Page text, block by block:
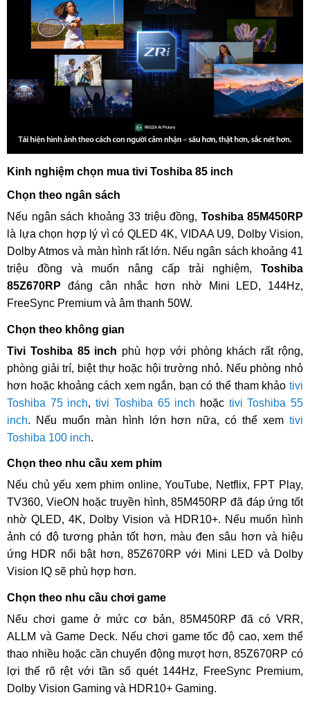
Kinh nghiệm chọn mua tivi Toshiba 85 inch
Chọn theo ngân sách
Nếu ngân sách khoảng 33 triệu đồng, Toshiba 85M450RP
là lựa chọn hợp lý vì có QLED 4K, VIDAA U9, Dolby Vision,
Dolby Atmos và màn hình rất lớn. Nếu ngân sách khoảng 41
triệu đồng và muốn nâng cấp trải nghiệm, Toshiba
85Z670RP đáng cân nhắc hơn nhờ Mini LED, 144Hz,
FreeSync Premium và âm thanh 50W.
Chọn theo không gian
Tivi Toshiba 85 inch phù hợp với phòng khách rất rộng,
phòng giải trí, biệt thự hoặc hội trường nhỏ. Nếu phòng nhỏ
hơn hoặc khoảng cách xem ngắn, bạn có thể tham khảo tivi
Toshiba 75 inch,tivi Toshiba 65 inch hoặc tivi Toshiba 55
inch. Nếu muốn màn hình lớn hơn nữa, có thể xem tivi
Toshiba 100 inch.
Chọn theo nhu cầu xem phim
Nếu chủ yếu xem phim online, YouTube, Netflix, FPT Play,
TV360, VieON hoặc truyền hình, 85M450RP đã đáp ứng tốt
nhờ QLED, 4K, Dolby Vision và HDR10+. Nếu muốn hình
ảnh có độ tương phản tốt hơn, màu đen sâu hơn và hiệu
ứng HDR nổi bật hơn, 85Z670RP với Mini LED và Dolby
Vision IQ sẽ phù hợp hơn.
Chọn theo nhu cầu chơi game
Nếu chơi game ở mức cơ bản, 85M450RP đã có VRR,
ALLM và Game Deck. Nếu chơi game tốc độ cao, xem thể
thao nhiều hoặc cần chuyển động mượt hơn, 85Z670RP có
lợi thế rõ rệt với tần số quét 144Hz, FreeSync Premium,
Dolby Vision Gaming và HDR10+ Gaming.